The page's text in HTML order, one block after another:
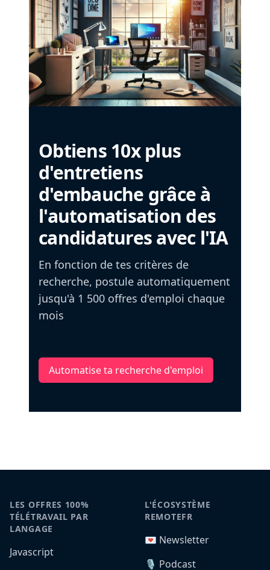
Obtiens 10x plus
d'entretiens
d'embauche grâce à
l'automatisation des
candidatures avec l'IA
En fonction de tes critères de
recherche, postule automatiquement
jusqu'à 1 500 offres d'emploi chaque
mois
Automatise ta recherche d'emploi
LES OFFRES 100%
TÉLÉTRAVAIL PAR
LANGAGE
Javascript
L'ÉCOSYSTÈME
REMOTEFR
💌 Newsletter
🎙️ Podcast